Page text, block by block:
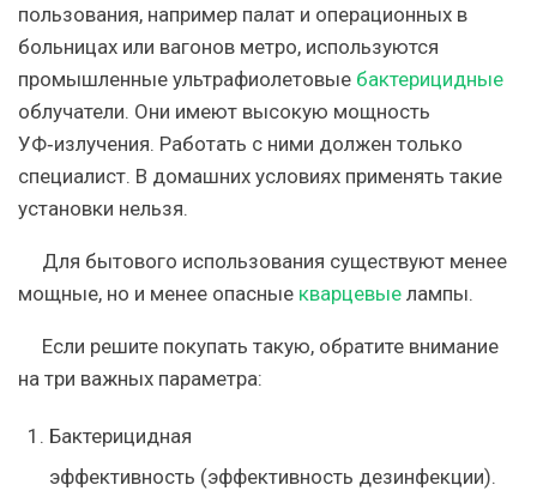
пользования, например палат и операционных в
больницах или вагонов метро, используются
промышленные ультрафиолетовые бактерицидные
облучатели. Они имеют высокую мощность
УФ‑излучения. Работать с ними должен только
специалист. В домашних условиях применять такие
установки нельзя.
Для бытового использования существуют менее
мощные, но и менее опасные кварцевые лампы.
Если решите покупать такую, обратите внимание
на три важных параметра:
Бактерицидная
эффективность (эффективность дезинфекции).